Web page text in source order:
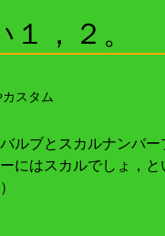
，２。
スタム
ルブとスカルナンバー
にはスカルでしょ，